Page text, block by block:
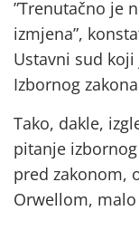
”Trenutačno je
izmjena”,
Ustavni sud
Izbornog
Tako, dakle,
pitanje
pred zakonom,
Orwellom, malo